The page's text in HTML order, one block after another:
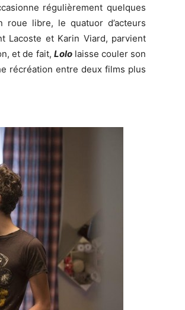
régulièrement quelques
libre, le quatuor d’acteurs
Lacoste et Karin Viard, parvient
et de fait, Lololaisse couler son
récréation entre deux films plus